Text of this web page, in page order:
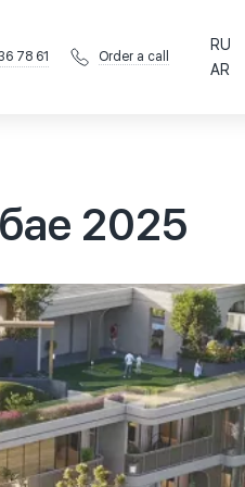
78 61 Order a call
RU
AR
2025